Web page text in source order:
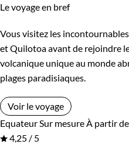
Le voyage en bref
Vous visitez les
et Quilotoa avant de rejoindre
volcanique unique au monde
plages paradisiaques.
Voir le voyage
Equateur Sur mesure À partir
4,25 / 5